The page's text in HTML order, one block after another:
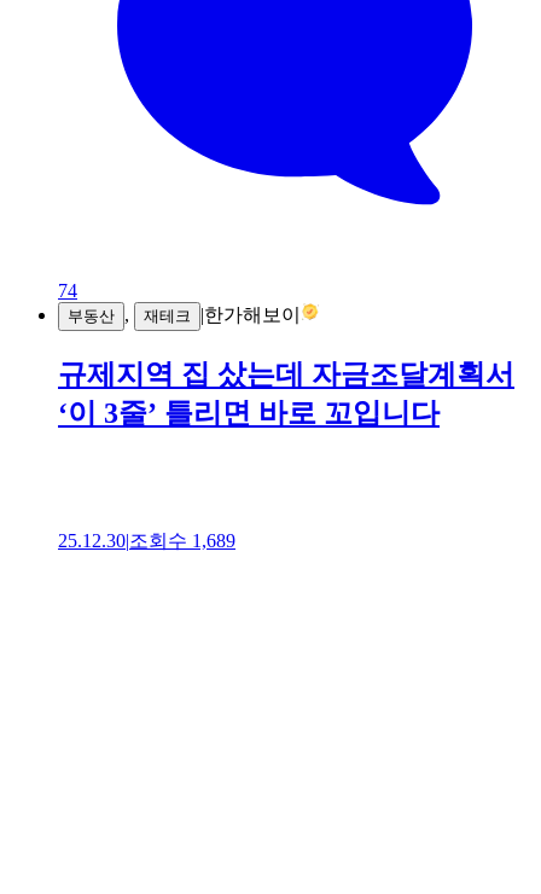
74
부동산 , 재테크 |한가해보이
규제지역 집 샀는데 자금조달계획서
‘이 3줄’ 틀리면 바로 꼬입니다
25.12.30|조회수 1,689